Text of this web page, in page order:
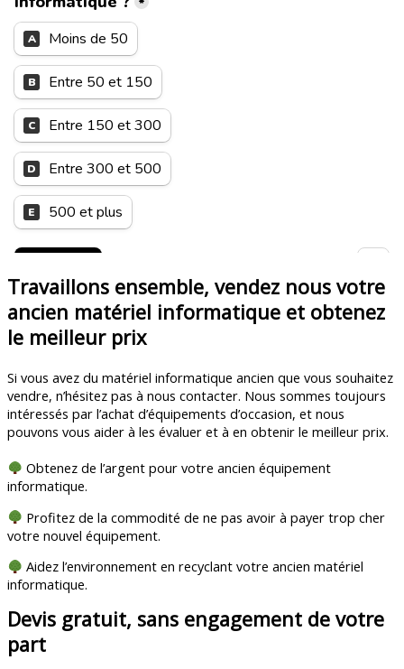
Travaillons ensemble, vendez nous votre
ancien matériel informatique et obtenez
le meilleur prix
Si vous avez du matériel informatique ancien que vous souhaitez
vendre, n’hésitez pas à nous contacter. Nous sommes toujours
intéressés par l’achat d’équipements d’occasion, et nous
pouvons vous aider à les évaluer et à en obtenir le meilleur prix.
Obtenez de l’argent pour votre ancien équipement
informatique.
Profitez de la commodité de ne pas avoir à payer trop cher
votre nouvel équipement.
Aidez l’environnement en recyclant votre ancien matériel
informatique.
Devis gratuit, sans engagement de votre
part